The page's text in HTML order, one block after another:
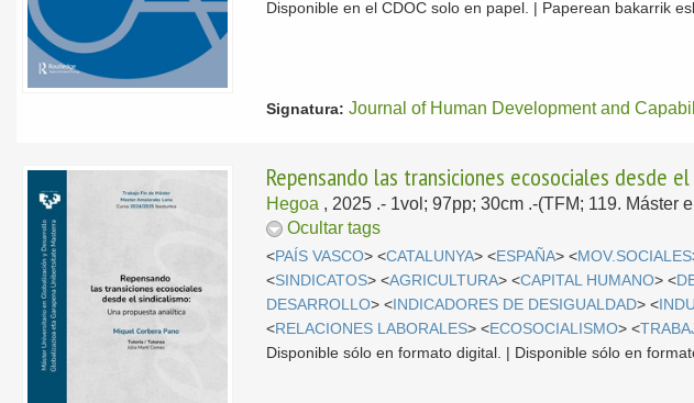
Disponible en el CDOC solo en papel. | Paperean bakarrik
Signatura: Journal of Human Development and
Repensando las transiciones ecosociales desde
Hegoa , 2025 .- 1vol; 97pp; 30cm .-(TFM; 119. Máster
Ocultar tags
<PAÍS VASCO> <CATALUNYA> <ESPAÑA> <MOV.SOCIALES
<SINDICATOS> <AGRICULTURA> <CAPITAL HUMANO> <
DESARROLLO> < INDICADORES DE DESIGUALDAD> <
<RELACIONES LABORALES> <ECOSOCIALISMO> <
Disponible sólo en formato digital. | Disponible sólo en